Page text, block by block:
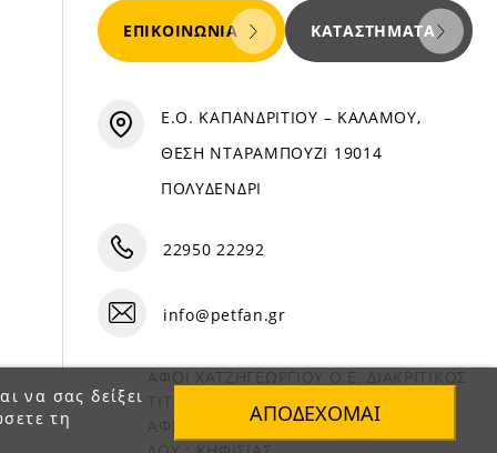
να σας δείξει
τη
ΑΠΟΔΈΧΟΜΑΙ
ΕΠΙΚΟΙΝΩΝΊΑ ΚΑΤΑΣΤΉΜΑΤΑ
Ε.Ο. ΚΑΠΑΝΔΡΙΤΙΟΥ – ΚΑΛΑΜΟΥ,
ΘΕΣΗ ΝΤΑΡΑΜΠΟΥΖΙ 19014
ΠΟΛΥΔΕΝΔΡΙ
22950 22292
info@petfan.gr
ΑΦΟΙ ΧΑΤΖΗΓΕΩΡΓΙΟΥ Ο.Ε. ΔΙΑΚΡΙΤΙΚΟΣ
ΤΙΤΛΟΣ «PET FAN»
ΑΦΜ : 082864093